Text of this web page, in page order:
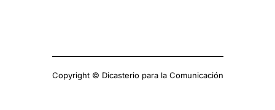
Copyright © Dicasterio para la Comunicación